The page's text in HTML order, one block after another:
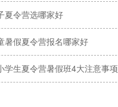
夏令营选哪家好
暑假夏令营报名哪家好
学生夏令营暑假班4大注意事项